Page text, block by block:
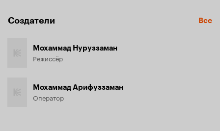
Создатели Все
Мохаммад Нуруззаман
Режиссёр
Мохаммад Арифуззаман
Оператор